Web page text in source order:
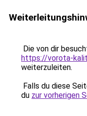
Die von dir
https://vorota-
weiterzuleiten.
Falls du diese
du zur vorherigen